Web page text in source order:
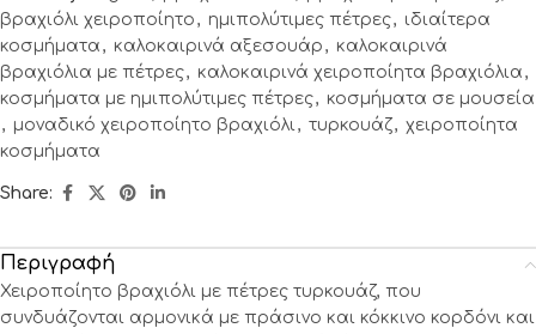
βραχιόλι χειροποίητο , ημιπολύτιμες πέτρες, ιδιαίτερα
κοσμήματα , καλοκαιρινά αξεσουάρ , καλοκαιρινά
βραχιόλια με πέτρες, καλοκαιρινά χειροποίητα βραχιόλια ,
κοσμήματα με ημιπολύτιμες πέτρες, κοσμήματα σε μουσεία
, μοναδικό χειροποίητο βραχιόλι, τυρκουάζ, χειροποίητα
κοσμήματα
Share:
Περιγραφή
Χειροποίητο βραχιόλι με πέτρες τυρκουάζ, που
συνδυάζονται αρμονικά με πράσινο και κόκκινο κορδόνι και